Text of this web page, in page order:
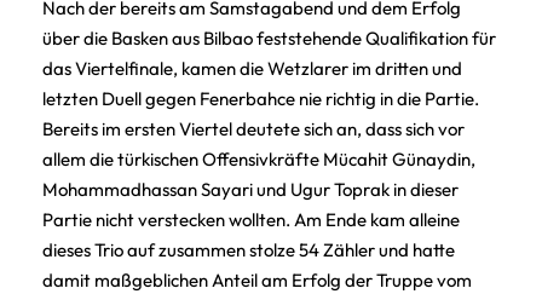
Nach der bereits am Samstagabend und dem Erfolg
über die Basken aus Bilbao feststehende Qualifikation für
das Viertelfinale, kamen die Wetzlarer im dritten und
letzten Duell gegen Fenerbahce nie richtig in die Partie.
Bereits im ersten Viertel deutete sich an, dass sich vor
allem die türkischen Offensivkräfte Mücahit Günaydin,
Mohammadhassan Sayari und Ugur Toprak in dieser
Partie nicht verstecken wollten. Am Ende kam alleine
dieses Trio auf zusammen stolze 54 Zähler und hatte
damit maßgeblichen Anteil am Erfolg der Truppe vom